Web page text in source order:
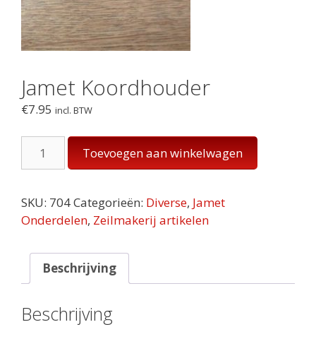
Jamet Koordhouder
€7.95 incl. BTW
Koordhouder
Toevoegen aan winkelwagen
SKU: 704Categorieën: Diverse, Jamet
Onderdelen, Zeilmakerij artikelen
Beschrijving
Beschrijving